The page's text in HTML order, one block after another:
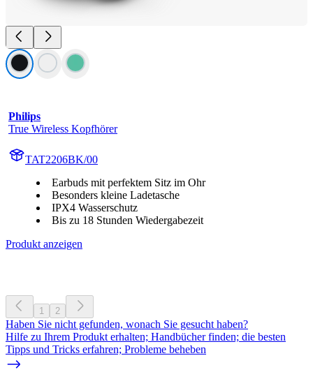
Philips
True Wireless Kopfhörer
TAT2206BK/00
Earbuds mit perfektem Sitz im Ohr
Besonders kleine Ladetasche
IPX4 Wasserschutz
Bis zu 18 Stunden Wiedergabezeit
Produkt anzeigen
1 2
Haben Sie nicht gefunden, wonach Sie gesucht haben?
Hilfe zu Ihrem Produkt erhalten; Handbücher finden; die besten
Tipps und Tricks erfahren; Probleme beheben